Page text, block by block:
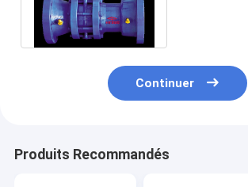
Continuer
Produits Recommandés